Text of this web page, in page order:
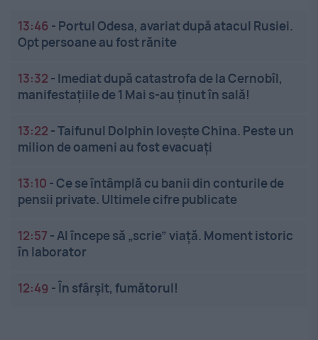
13:46 - Portul Odesa, avariat după atacul Rusiei.
Opt persoane au fost rănite
13:32 - Imediat după catastrofa de la Cernobîl,
manifestațiile de 1 Mai s-au ținut în sală!
13:22 -Taifunul Dolphin lovește China. Peste un
milion de oameni au fost evacuați
13:10 -Ce se întâmplă cu banii din conturile de
pensii private. Ultimele cifre publicate
12:57 -AI începe să „scrie” viață. Moment istoric
în laborator
12:49 -În sfârșit, fumătorul!